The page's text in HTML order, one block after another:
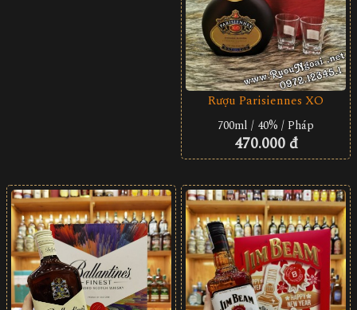
Rượu Parisiennes XO
700ml / 40% / Pháp
470.000 đ